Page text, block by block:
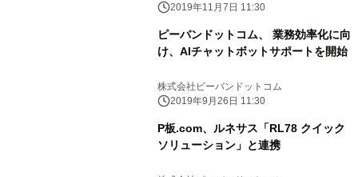
2019年11月7日 11:30
ピーバンドットコム、 業務効率化に向
け、AIチャットボットサポートを開始
株式会社ピーバンドットコム
2019年9月26日 11:30
P板.com、ルネサス「RL78 クイック
ソリューション」と連携